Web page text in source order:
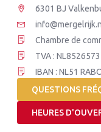
6301 BJ
Chambre de
TVA :
IBAN : NL51
QUESTIONS
HEURES